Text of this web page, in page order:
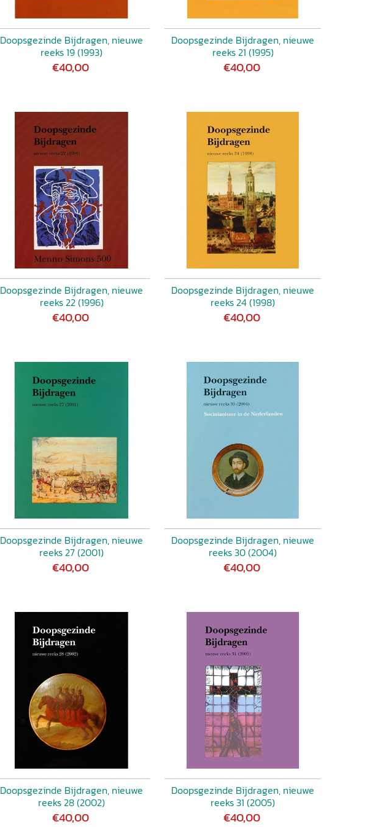
Doopsgezinde Bijdragen, nieuwe
reeks 19 (1993)
€40,00
Doopsgezinde Bijdragen, nieuwe
reeks 21 (1995)
€40,00
Doopsgezinde Bijdragen, nieuwe
reeks 22 (1996)
€40,00
Doopsgezinde Bijdragen, nieuwe
reeks 24 (1998)
€40,00
Doopsgezinde Bijdragen, nieuwe
reeks 27 (2001)
€40,00
Doopsgezinde Bijdragen, nieuwe
reeks 30 (2004)
€40,00
Doopsgezinde Bijdragen, nieuwe
reeks 28 (2002)
€40,00
Doopsgezinde Bijdragen, nieuwe
reeks 31 (2005)
€40,00